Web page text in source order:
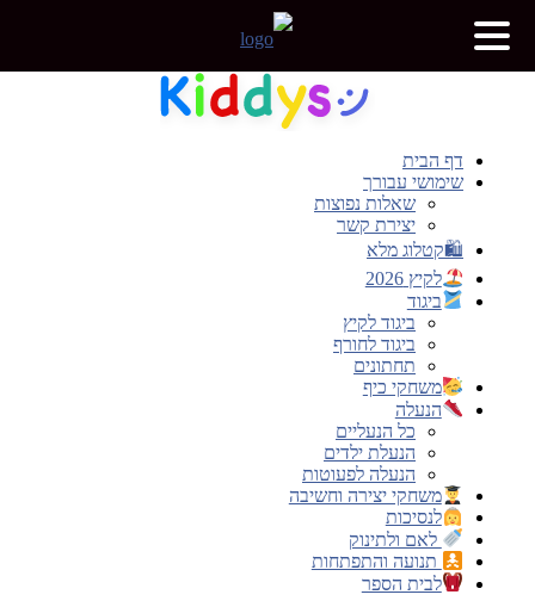
דף הבית
שימושי עבורך
שאלות נפוצות
יצירת קשר
🛍קטלוג מלא
לקיץ 2026
ביגוד
ביגוד לקיץ
ביגוד לחורף
תחתונים
משחקי כיף
הנעלה
כל הנעליים
הנעלת ילדים
הנעלה לפעוטות
משחקי יצירה וחשיבה
לנסיכות
לאם ולתינוק
תנועה והתפתחות
לבית הספר